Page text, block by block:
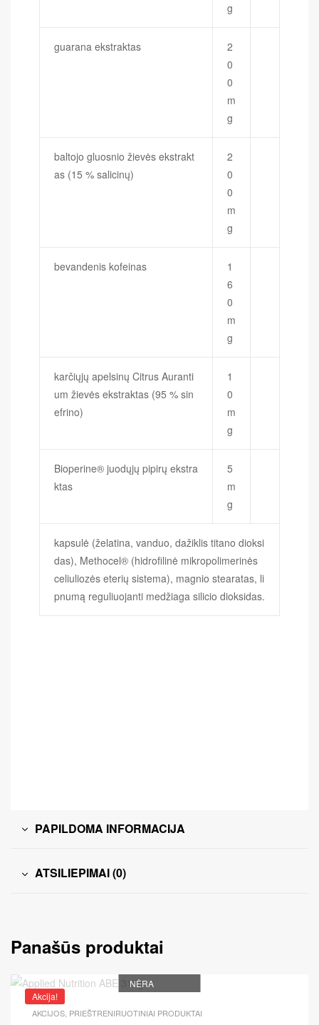
g
guarana ekstraktas
2
0
0
m
g
baltojo gluosnio žievės ekstrakt
as (15 % salicinų)
2
0
0
m
g
bevandenis kofeinas
1
6
0
m
g
karčiųjų apelsinų Citrus Auranti
um žievės ekstraktas (95 % sin
efrino)
1
0
m
g
Bioperine® juodųjų pipirų ekstra
ktas
5
m
g
kapsulė (želatina, vanduo, dažiklis titano dioksi
das), Methocel® (hidrofilinė mikropolimerinės
celiuliozės eterių sistema), magnio stearatas, li
pnumą reguliuojanti medžiaga silicio dioksidas.
PAPILDOMA INFORMACIJA
ATSILIEPIMAI (0)
Panašūs produktai
Akcija!
NĖRA
AKCIJOS PRIEŠTRENIRUOTINIAI PRODUKTAI